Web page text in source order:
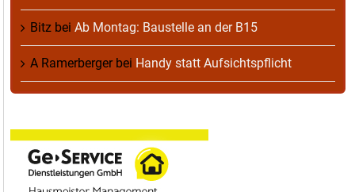
Bitz bei Ab Montag: Baustelle an der B15
A Ramerbergerbei Handy statt Aufsichtspflicht